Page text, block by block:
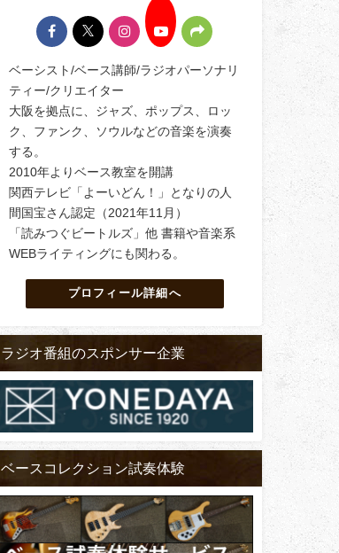
ベーシスト/ベース講師/ラジオパーソナリ
ティー/クリエイター
大阪を拠点に、ジャズ、ポップス、ロッ
ク、ファンク、ソウルなどの音楽を演奏
する。
2010年よりベース教室を開講
関西テレビ「よーいどん！」となりの人
間国宝さん認定（2021年11月）
「読みつぐビートルズ」他 書籍や音楽系
WEBライティングにも関わる。
プロフィール詳細へ
ラジオ番組のスポンサー企業
ベースコレクション試奏体験